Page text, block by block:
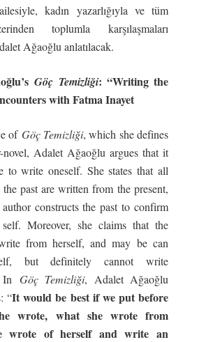
kadın yazarlığıyla ve tüm
toplumla karşılaşmaları
Ağaoğlu anlatılacak.
Göç Temizliği: “Writing the
with Fatma Inayet
of Göç Temizliği, which she defines
novel, Adalet Ağaoğlu argues that it
to write oneself. She states that all
past are written from the present,
constructs the past to confirm
Moreover, she claims that the
from herself, and may be can
but definitely cannot write
In Göç Temizliği, Adalet Ağaoğlu
“It would be best if we put before
wrote, what she wrote from
wrote of herself and write an